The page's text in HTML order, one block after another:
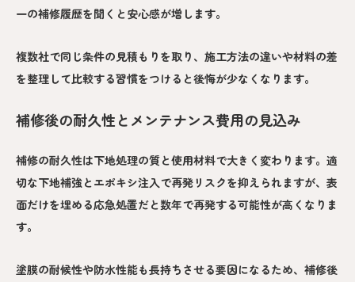
一の補修履歴を聞くと安心感が増します。
複数社で同じ条件の見積もりを取り、施工方法の違いや材料の差
を整理して比較する習慣をつけると後悔が少なくなります。
補修後の耐久性とメンテナンス費用の見込み
補修の耐久性は下地処理の質と使用材料で大きく変わります。適
切な下地補強とエポキシ注入で再発リスクを抑えられますが、表
面だけを埋める応急処置だと数年で再発する可能性が高くなりま
す。
塗膜の耐候性や防水性能も長持ちさせる要因になるため、補修後